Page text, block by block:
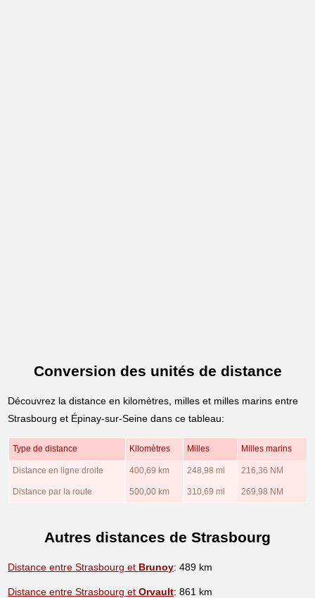
Conversion des unités de distance
Découvrez la distance en kilomètres, milles et milles marins entre
Strasbourg et Épinay-sur-Seine dans ce tableau:
Type de distance Kilomètres Milles Milles marins
Distance en ligne droite 400,69 km 248,98 mi 216,36 NM
Distance par la route 500,00 km 310,69 mi 269,98 NM
Autres distances de Strasbourg
Distance entre Strasbourg et Brunoy: 489 km
Distance entre Strasbourg etOrvault: 861 km